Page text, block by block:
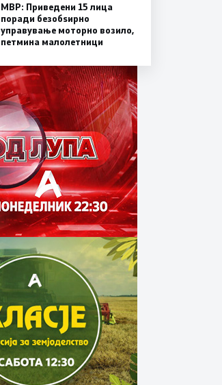
МВР: Приведени 15 лица
поради безобѕирно
управување моторно возило,
петмина малолетници